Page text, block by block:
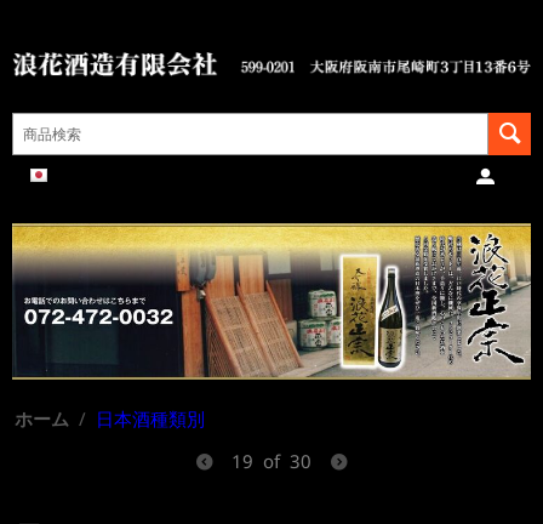
ホーム / 日本酒種類別
19 of 30